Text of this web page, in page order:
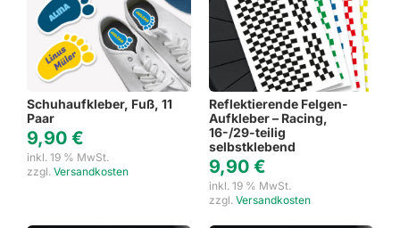
Schuhaufkleber, Fuß, 11
Paar
9,90 €
inkl. 19 % MwSt.
zzgl. Versandkosten
Reflektierende Felgen-
Aufkleber – Racing,
16-/29-teilig
selbstklebend
9,90 €
inkl. 19 % MwSt.
zzgl. Versandkosten